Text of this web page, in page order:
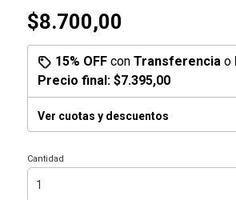
$8.700,00
15% OFFcon Transferencia o
Precio final: $7.395,00
Ver cuotas y descuentos
Cantidad